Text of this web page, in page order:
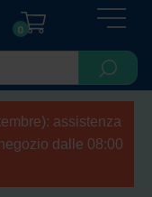
0
assistenza
dalle 08:00